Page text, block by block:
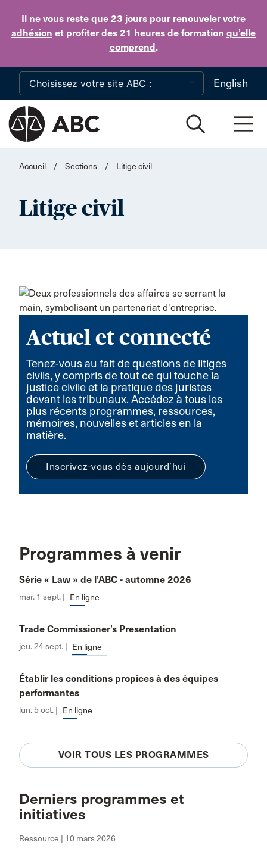
Il ne vous reste que 23 jours pour renouveler votre
adhésion et profiter des 21 heures de formation qu’elle
comprend.
Skip to main content
English
Accueil / Sections / Litige civil
Litige civil
Actuel et connecté
Tenez-vous au fait de questions de litiges
civils, y compris de tout ce qui touche la
justice civile et la pratique des juristes
devant les tribunaux. Accédez à tous les
plus récents programmes, ressources,
mémoires, nouvelles et articles en la
matière.
Inscrivez-vous dès aujourd’hui
Programmes à venir
Série « Law » de l’ABC - automne 2026
mar. 1 sept. | En ligne
Trade Commissioner’s Presentation
jeu. 24 sept. | En ligne
Établir les conditions propices à des équipes
performantes
lun. 5 oct. | En ligne
VOIR TOUS LES PROGRAMMES
Derniers programmes et
initiatives
Ressource | 10 mars 2026